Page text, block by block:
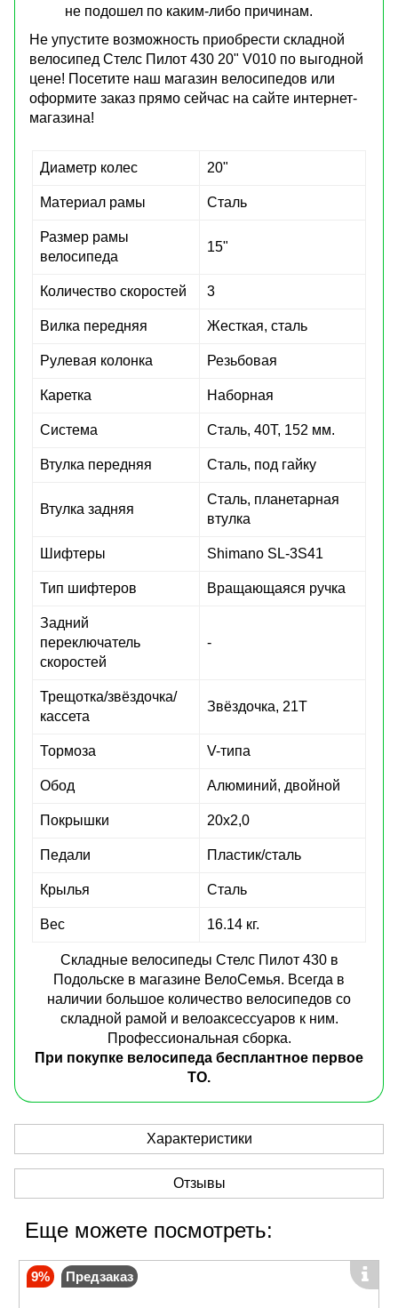
не подошел по каким-либо причинам.
Не упустите возможность приобрести складной
велосипед Стелс Пилот 430 20" V010 по выгодной
цене! Посетите наш магазин велосипедов или
оформите заказ прямо сейчас на сайте интернет-
магазина!
Диаметр колес 20"
Материал рамы Сталь
Размер рамы
велосипеда
15"
Количество скоростей 3
Вилка передняя Жесткая, сталь
Рулевая колонка Резьбовая
Каретка Наборная
Система Сталь, 40Т, 152 мм.
Втулка передняя Сталь, под гайку
Втулка задняя
Сталь, планетарная
втулка
Шифтеры Shimano SL-3S41
Тип шифтеров Вращающаяся ручка
Задний
переключатель
скоростей
-
Трещотка/звёздочка/
кассета
Звёздочка, 21Т
Тормоза V-типа
Обод Алюминий, двойной
Покрышки 20x2,0
Педали Пластик/сталь
Крылья Сталь
Вес 16.14 кг.
Складные велосипеды Стелс Пилот 430 в
Подольске в магазине ВелоСемья. Всегда в
наличии большое количество велосипедов со
складной рамой и велоаксессуаров к ним.
Профессиональная сборка.
При покупке велосипеда бесплантное первое
ТО.
Характеристики
Отзывы
Еще можете посмотреть:
9% Предзаказ